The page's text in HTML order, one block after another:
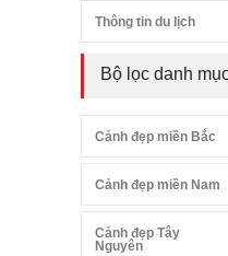
Thông tin du lịch
Bộ lọc danh
Cảnh đẹp miền Bắc
Cảnh đẹp miền Nam
Cảnh đẹp Tây
Nguyên